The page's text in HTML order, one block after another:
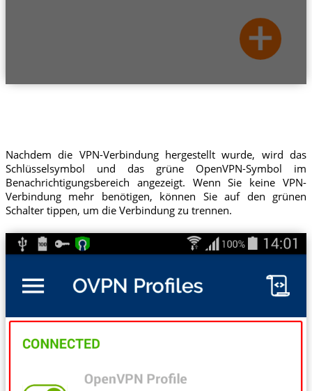
Nachdem die VPN-Verbindung hergestellt wurde, wird das
Schlüsselsymbol und das grüne OpenVPN-Symbol im
Benachrichtigungsbereich angezeigt. Wenn Sie keine VPN-
Verbindung mehr benötigen, können Sie auf den grünen
Schalter tippen, um die Verbindung zu trennen.